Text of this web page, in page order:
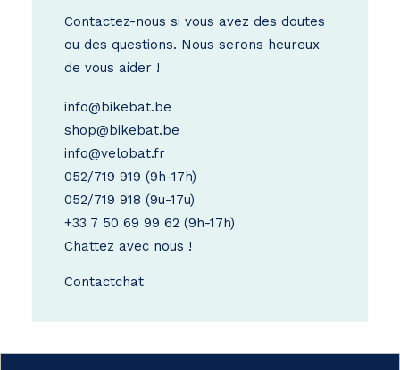
Contactez-nous si vous avez des doutes
ou des questions. Nous serons heureux
de vous aider !
info@bikebat.be
shop@bikebat.be
info@velobat.fr
052/719 919 (9h-17h)
052/719 918 (9u-17u)
+33 7 50 69 99 62 (9h-17h)
Chattez avec nous !
Contactchat